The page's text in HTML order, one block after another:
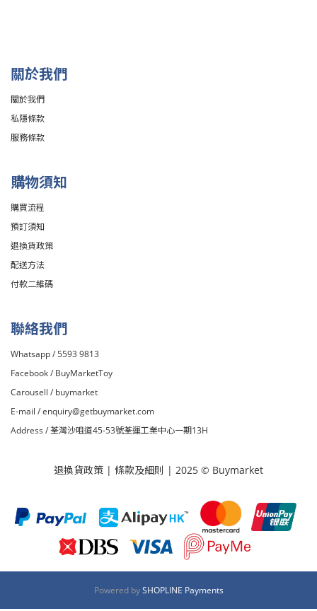
關於我們
關於我們
私隱條款
服務條款
購物須知
購買流程
預訂須知
退換貨政策
配送方法
付款二維碼
聯絡我們
Whatsapp / 5593 9813
Facebook / BuyMarketToy
Carousell / buymarket
E-mail /enquiry@getbuymarket.com
Address / 荃灣沙咀道45-53號荃運工業中心一期13H
退換貨政策 | 條款及細則 | 2025 © Buymarket
Powered bySHOPLINE Payments